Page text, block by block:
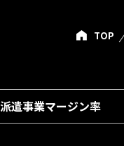
TOP
派遣事業マージン率